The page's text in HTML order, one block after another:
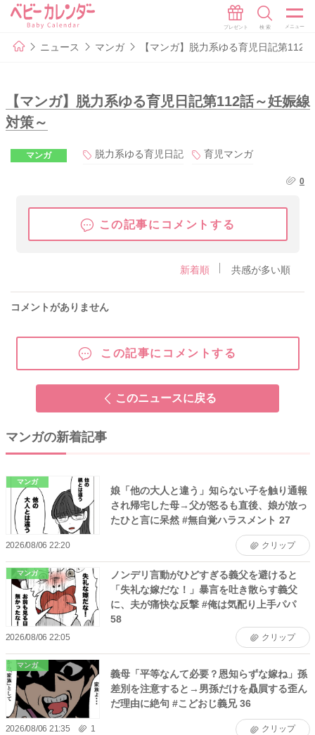
ニュース マンガ 【マンガ】脱力系ゆる育児日記第112
【マンガ】脱力系ゆる育児日記第112話～妊娠線
対策～
マンガ 脱力系ゆる育児日記 育児マンガ
0
この記事にコメントする
新着順 共感が多い順
コメントがありません
この記事にコメントする
このニュースに戻る
マンガの新着記事
マンガ
娘「他の大人と違う」知らない子を触り通報
され帰宅した母→父が怒るも直後、娘が放っ
たひと言に呆然 #無自覚ハラスメント 27
2026/08/06 22:20 クリップ
マンガ
ノンデリ言動がひどすぎる義父を避けると
「失礼な嫁だな！」暴言を吐き散らす義父
に、夫が痛快な反撃 #俺は気配り上手パパ
58
2026/08/06 22:05 クリップ
マンガ
義母「平等なんて必要？恩知らずな嫁ね」孫
差別を注意すると→男孫だけを贔屓する歪ん
だ理由に絶句 #こどおじ義兄 36
2026/08/06 21:35 1 クリップ